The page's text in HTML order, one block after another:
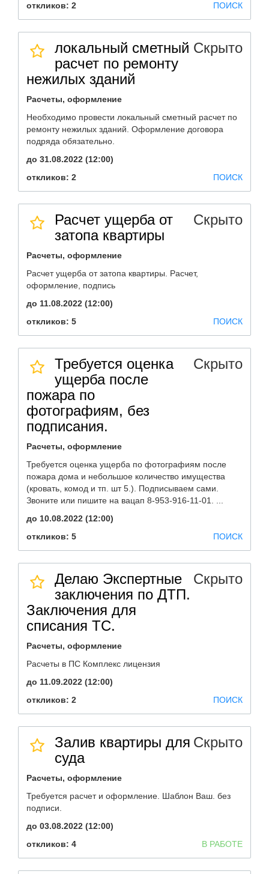
откликов: 2
ПОИСК
локальный сметный
расчет по ремонту
нежилых зданий
Скрыто
Расчеты, оформление
Необходимо провести локальный сметный расчет по
ремонту нежилых зданий. Оформление договора
подряда обязательно.
до 31.08.2022 (12:00)
откликов: 2
ПОИСК
Расчет ущерба от
затопа квартиры
Скрыто
Расчеты, оформление
Расчет ущерба от затопа квартиры. Расчет,
оформление, подпись
до 11.08.2022 (12:00)
откликов: 5
ПОИСК
Требуется оценка
ущерба после
пожара по
фотографиям, без
подписания.
Скрыто
Расчеты, оформление
Требуется оценка ущерба по фотографиям после
пожара дома и небольшое количество имущества
(кровать, комод и тп. шт 5.). Подписываем сами.
Звоните или пишите на вацап 8-953-916-11-01. ...
до 10.08.2022 (12:00)
откликов: 5
ПОИСК
Делаю Экспертные
заключения по ДТП.
Заключения для
списания ТС.
Скрыто
Расчеты, оформление
Расчеты в ПС Комплекс лицензия
до 11.09.2022 (12:00)
откликов: 2
ПОИСК
Залив квартиры для
суда
Скрыто
Расчеты, оформление
Требуется расчет и оформление. Шаблон Ваш. без
подписи.
до 03.08.2022 (12:00)
откликов: 4
В РАБОТЕ